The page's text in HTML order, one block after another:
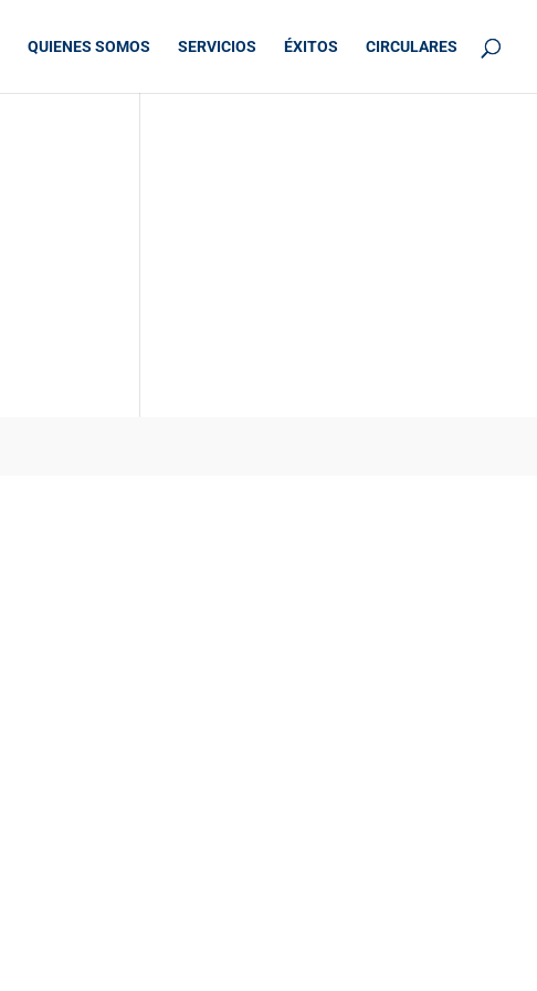
QUIENES SOMOS SERVICIOS ÉXITOS CIRCULARES